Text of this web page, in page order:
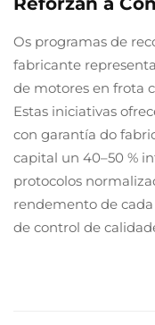
Os programas de
fabricante
de motores en frota
Estas iniciativas
con garantía do
capital un 40–50 %
protocolos
rendemento de
de control de